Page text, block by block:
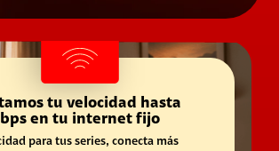
tu velocidad hasta
en tu internet fijo
para tus series, conecta más